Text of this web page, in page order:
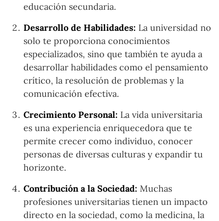
educación secundaria.
Desarrollo de Habilidades: La universidad no
solo te proporciona conocimientos
especializados, sino que también te ayuda a
desarrollar habilidades como el pensamiento
crítico, la resolución de problemas y la
comunicación efectiva.
Crecimiento Personal: La vida universitaria
es una experiencia enriquecedora que te
permite crecer como individuo, conocer
personas de diversas culturas y expandir tu
horizonte.
Contribución a la Sociedad: Muchas
profesiones universitarias tienen un impacto
directo en la sociedad, como la medicina, la